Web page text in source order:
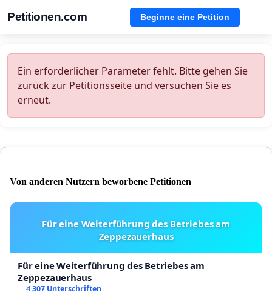
Petitionen.com Beginne eine Petition
Ein erforderlicher Parameter fehlt. Bitte gehen Sie
zurück zur Petitionsseite und versuchen Sie es
erneut.
Von anderen Nutzern beworbene Petitionen
Für eine Weiterführung des Betriebes am
Zeppezauerhaus
Für eine Weiterführung des Betriebes am
Zeppezauerhaus
4 307 Unterschriften